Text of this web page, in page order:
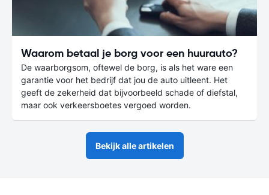
Waarom betaal je borg voor een huurauto?
De waarborgsom, oftewel de borg, is als het ware een
garantie voor het bedrijf dat jou de auto uitleent. Het
geeft de zekerheid dat bijvoorbeeld schade of diefstal,
maar ook verkeersboetes vergoed worden.
Bekijk alle artikelen